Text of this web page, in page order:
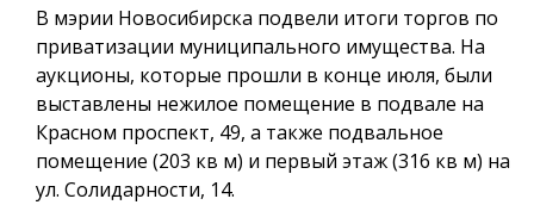
В мэрии Новосибирска подвели итоги торгов по
приватизации муниципального имущества. На
аукционы, которые прошли в конце июля, были
выставлены нежилое помещение в подвале на
Красном проспект, 49, а также подвальное
помещение (203 кв м) и первый этаж (316 кв м) на
ул. Солидарности, 14.